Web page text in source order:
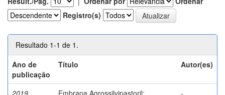
Registro(s)
Resultado 1-1 de 1.
Ano de
publicação
Título Autor(es)
2019
Embrapa Agrossilvipastoril:
-